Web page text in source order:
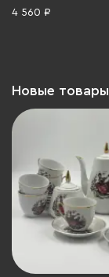
завод, фарфор,
4 560 ₽
Новые